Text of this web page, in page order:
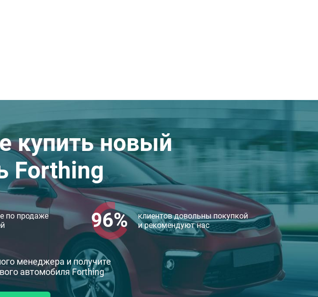
купить новый
Forthing
по продаже
96%
клиентов довольны покупкой
и рекомендуют нас
менеджера и получите
автомобиля Forthing